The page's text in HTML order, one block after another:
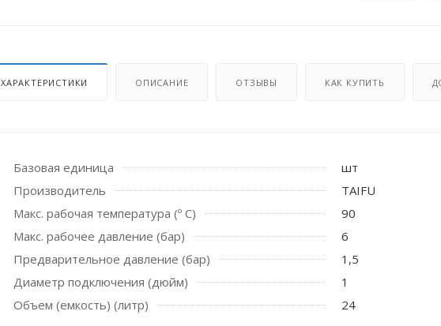
ХАРАКТЕРИСТИКИ ОПИСАНИЕ ОТЗЫВЫ КАК КУПИТЬ
Базовая единица
шт
Производитель
TAIFU
Макс. рабочая температура (º C)
90
Макс. рабочее давление (бар)
6
Предварительное давление (бар)
1,5
Диаметр подключения (дюйм)
1
Объем (емкость) (литр)
24
Крепеж стоек для поручня